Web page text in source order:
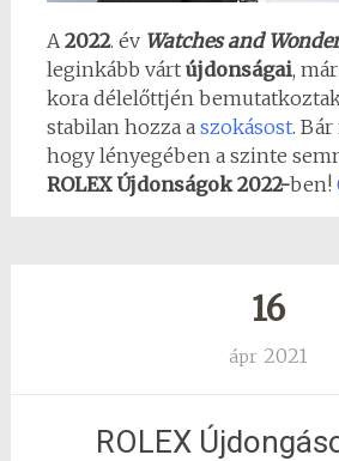
A 2022. év Watches and
leginkább várt újdonságai,
kora délelőttjén
stabilan hozza a szokásost.
hogy lényegében a szinte
ROLEX Újdonságok 2022-ben!
16
ápr 2021
ROLEX